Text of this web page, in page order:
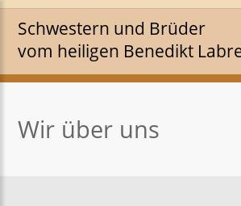
Schwestern und Brüder
vom heiligen Benedikt
Wir über uns